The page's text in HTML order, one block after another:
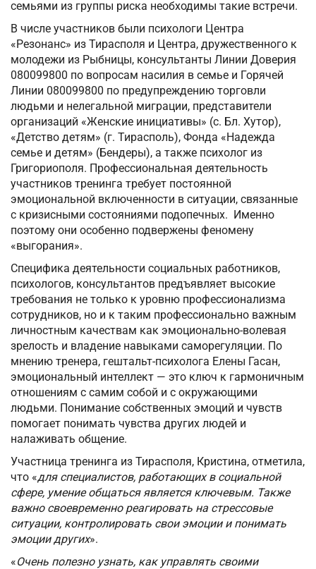
семьями из группы риска необходимы такие встречи.
В числе участников были психологи Центра
«Резонанс» из Тирасполя и Центра, дружественного к
молодежи из Рыбницы, консультанты Линии Доверия
080099800 по вопросам насилия в семье и Горячей
Линии 080099800 по предупреждению торговли
людьми и нелегальной миграции, представители
организаций «Женские инициативы» (с. Бл. Хутор),
«Детство детям» (г. Тирасполь), Фонда «Надежда
семье и детям» (Бендеры), а также психолог из
Григориополя. Профессиональная деятельность
участников тренинга требует постоянной
эмоциональной включенности в ситуации, связанные
с кризисными состояниями подопечных. Именно
поэтому они особенно подвержены феномену
«выгорания».
Специфика деятельности социальных работников,
психологов, консультантов предъявляет высокие
требования не только к уровню профессионализма
сотрудников, но и к таким профессионально важным
личностным качествам как эмоционально-волевая
зрелость и владение навыками саморегуляции. По
мнению тренера, гештальт-психолога Елены Гасан,
эмоциональный интеллект — это ключ к гармоничным
отношениям с самим собой и с окружающими
людьми. Понимание собственных эмоций и чувств
помогает понимать чувства других людей и
налаживать общение.
Участница тренинга из Тирасполя, Кристина, отметила,
что «для специалистов, работающих в социальной
сфере, умение общаться является ключевым. Также
важно своевременно реагировать на стрессовые
ситуации, контролировать свои эмоции и понимать
эмоции других».
«Очень полезно узнать, как управлять своими